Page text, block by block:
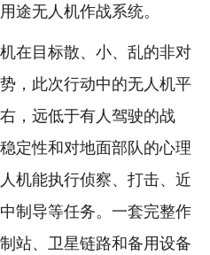
途无人机作战系统。
目标散、小、乱的非对
，此次行动中的无人机平
，远低于有人驾驶的战
定性和对地面部队的心理
机能执行侦察、打击、近
制导等任务。一套完整作
站、卫星链路和备用设备